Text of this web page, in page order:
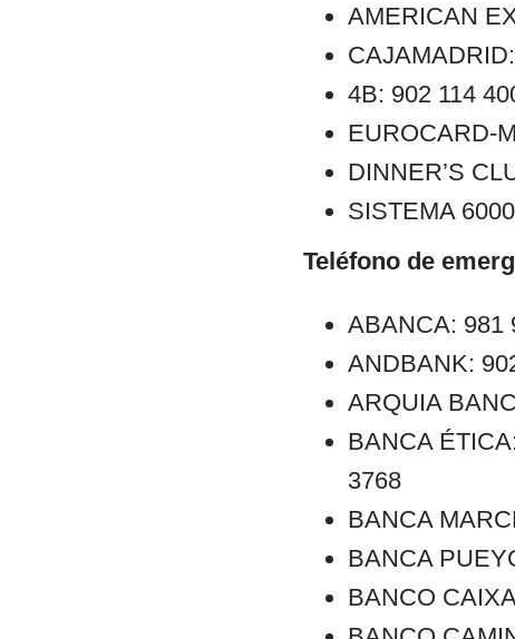
AMERICAN
4B: 902 114
EUROCARD-
DINNER’S
SISTEMA
Teléfono de
ABANCA: 981
ANDBANK:
ARQUIA
BANCA
3768
BANCA
BANCA
BANCO